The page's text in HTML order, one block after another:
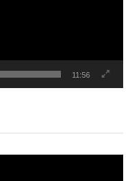
11:56